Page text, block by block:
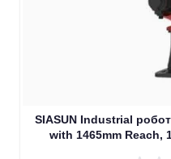
SIASUN Industrial
with 1465mm Reach,